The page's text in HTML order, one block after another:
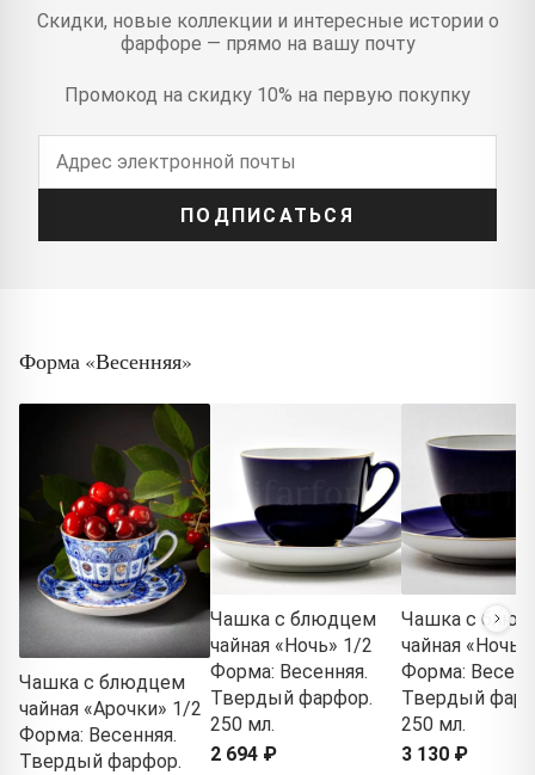
Скидки, новые коллекции и интересные истории о
фарфоре — прямо на вашу почту
Промокод на скидку 10% на первую покупку
ПОДПИСАТЬСЯ
Форма «Весенняя»
Чашка с блюдцем
чайная «Арочки» 1/2
Форма: Весенняя.
Твердый фарфор.
Чашка с блюдцем
чайная «Ночь» 1/2
Форма: Весенняя.
Твердый фарфор.
250 мл.
2 694 ₽
Чашка с
чайная
Форма:
Твердый
250 мл.
3 130 ₽